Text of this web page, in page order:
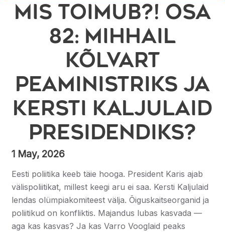
Mis toimub?! osa
82: Mihhail
Kõlvart
peaministriks ja
Kersti Kaljulaid
presidendiks?
1 May, 2026
Eesti poliitika keeb täie hooga. President Karis ajab
välispoliitikat, millest keegi aru ei saa. Kersti Kaljulaid
lendas olümpiakomiteest välja. Õiguskaitseorganid ja
poliitikud on konfliktis. Majandus lubas kasvada —
aga kas kasvas? Ja kas Varro Vooglaid peaks